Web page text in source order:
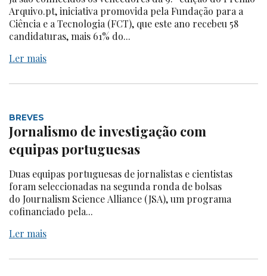
Arquivo.pt, iniciativa promovida pela Fundação para a
Ciência e a Tecnologia (FCT), que este ano recebeu 58
candidaturas, mais 61% do...
Ler mais
BREVES
Jornalismo de investigação com
equipas portuguesas
Duas equipas portuguesas de jornalistas e cientistas
foram seleccionadas na segunda ronda de bolsas
do Journalism Science Alliance (JSA), um programa
cofinanciado pela...
Ler mais